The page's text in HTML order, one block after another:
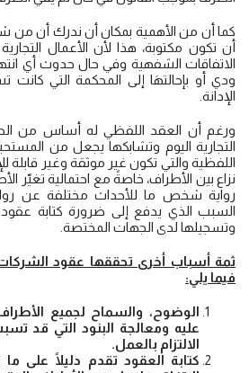
كما أن من الأهمية بمكان أن ندرك أن من
أن تكون مكتوبة، هذا لأن الأعمال
الاتفاقات الشفهية وفي حال حدوث أي
ودي أو بإحالتهَا إلى المحكمة التي
الإدانة.
ورغم أن العقد اللفظي له أساس من
التجارية اليوم وتشابكها يجعل من
اللفظية والتي تكون غير موثقة وغير قابلة
نزاع بين الأطراف، خاصةً مع احتمالية تغيّر
رواية شخص ما للأحداث مختلفة عن
السبب الذي يدفع إلى ضرورة كتابة عقود
وتسجيلها لدى الجهات المختصة.
ثمة أسباب أخرى تحققها عقود
فيما يلي:
الوضوح، والسماح لجميع
عليه ومعالجة البنود التي قد
الالتزام بالعمل.
كتابة العقود تقدم دليلًا على